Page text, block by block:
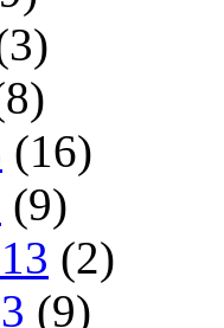
(16)
(9)
(2)
(9)